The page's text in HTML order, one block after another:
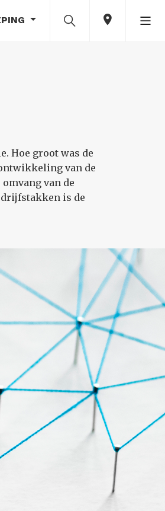
Hoe groot was de
van de
van de
is de